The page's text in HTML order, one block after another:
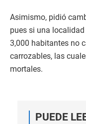
Asimismo, pidió
pues si una
3,000 habitantes no
carrozables, las
mortales.
PUEDE